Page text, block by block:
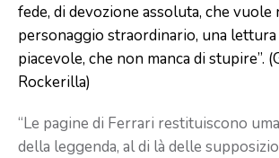
fede, di devozione assoluta, che vuole
personaggio straordinario, una
piacevole, che non manca di stupire”.
Rockerilla)
“Le pagine di Ferrari restituiscono
della leggenda, al di là delle